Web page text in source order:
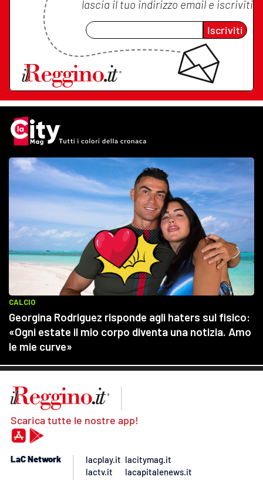
lascia il tuo indirizzo email e iscriviti
Iscriviti
Scarica tutte le nostre app!
LaC Network
lacplay.it
lactv.it
lacitymag.it
lacapitalenews.it